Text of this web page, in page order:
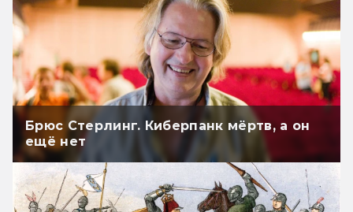
мощных твистов, и из неё же
мы узнаём о природе ваихиров,
прошлом Мрака... а, и увидим
скованного бога. Впечатляет.
(При этом мне кажется, что эту линию
Вегнер собирался ввести позже,
но потом передумал и вставил сюда:
видимо, из-за этого книга
Брюс Стерлинг. Киберпанк мёртв, а он
ещё нет